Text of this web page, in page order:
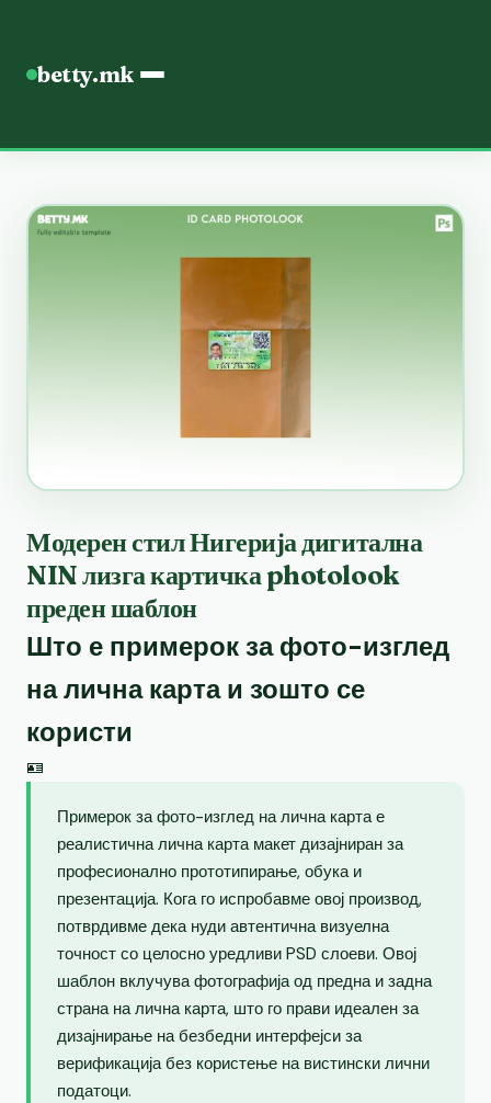
betty.mk
Модерен стил Нигерија дигитална
NIN лизга картичка photolook
преден шаблон
Што е примерок за фото-изглед
на лична карта и зошто се
користи
🪪
Примерок за фото-изглед на лична карта е
реалистична лична карта макет дизајниран за
професионално прототипирање, обука и
презентација. Кога го испробавме овој производ,
потврдивме дека нуди автентична визуелна
точност со целосно уредливи PSD слоеви. Овој
шаблон вклучува фотографија од предна и задна
страна на лична карта, што го прави идеален за
дизајнирање на безбедни интерфејси за
верификација без користење на вистински лични
податоци.